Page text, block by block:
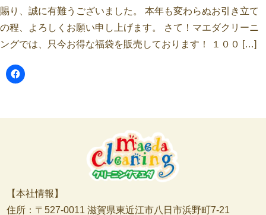
賜り、誠に有難うございました。 本年も変わらぬお引き立て
の程、よろしくお願い申し上げます。 さて！マエダクリーニ
ングでは、只今お得な福袋を販売しております！ １００ […]
【本社情報】
住所：〒527-0011 滋賀県東近江市八日市浜野町7-21